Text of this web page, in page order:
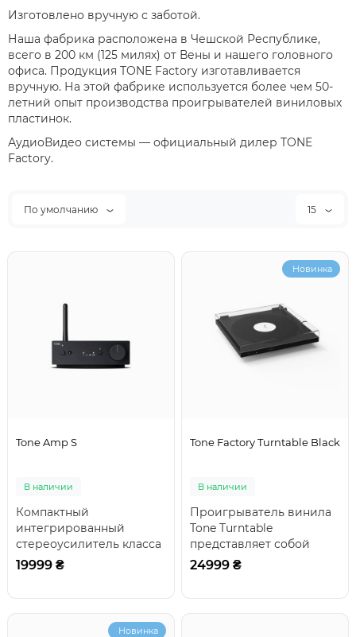
Изготовлено вручную с заботой.
Наша фабрика расположена в Чешской Республике,
всего в 200 км (125 милях) от Вены и нашего головного
офиса. Продукция TONE Factory изготавливается
вручную. На этой фабрике используется более чем 50-
летний опыт производства проигрывателей виниловых
пластинок.
АудиоВидео системы — официальный дилер TONE
Factory.
По умолчанию 15
Tone Amp S
В наличии
Компактный
интегрированный
стереоусилитель класса
D, с мощностью 2×40 Вт
19999 ₴
Новинка
Tone Factory Turntable Black
В наличии
Проигрыватель винила
Tone Turntable
представляет собой
отличный выбор для тех,
24999 ₴
Новинка